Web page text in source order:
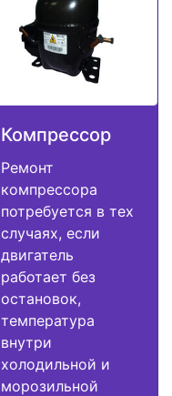
Компрессор
Ремонт
компрессора
потребуется в тех
случаях, если
двигатель
работает без
остановок,
температура
внутри
холодильной и
морозильной